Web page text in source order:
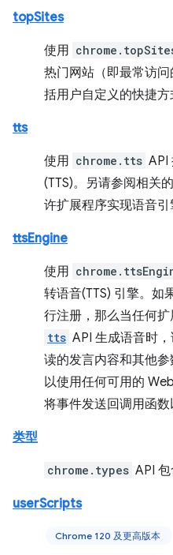
topSites
使用
热门网站（即最常访
括用户自定义的快捷方
tts
使用 chrome.tts API
(TTS)。另请参阅相关的
许扩展程序实现语音引
ttsEngine
使用
转语音(TTS) 引擎。如
行注册，那么当任何
tts API 生成语音时
读的发言内容和其他
以使用任何可用的
将事件发送回调用函数
类型
chrome.types API
userScripts
Chrome 120 及更高版本